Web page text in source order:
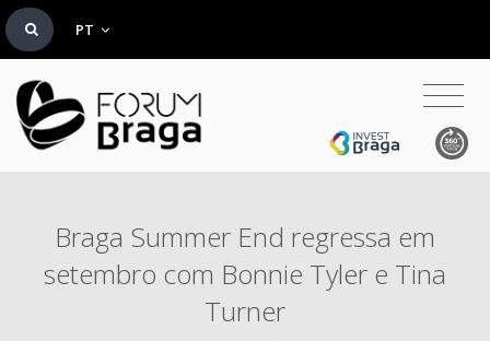
PT
Braga Summer End regressa em
setembro com Bonnie Tyler e Tina
Turner